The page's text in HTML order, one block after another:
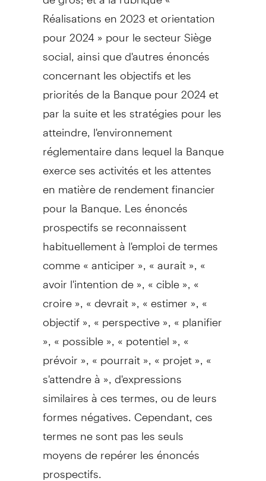
Réalisations en2023 etorientation
pour 2024 » pour le secteur Siège
social, ainsi que d'autres énoncés
concernant les objectifs et les
priorités de la Banque pour2024 et
par la suite et les stratégies pour les
atteindre, l'environnement
réglementaire dans lequel la Banque
exerce ses activités et les attentes
en matière de rendement financier
pour la Banque. Les énoncés
prospectifs se reconnaissent
habituellement à l'emploi de termes
comme « anticiper », « aurait », «
avoir l'intention de », « cible », «
croire », « devrait », « estimer », «
objectif », « perspective », « planifier
», « possible », « potentiel », «
prévoir », « pourrait », « projet », «
s'attendre à », d'expressions
similaires à ces termes, ou de leurs
formes négatives. Cependant, ces
termes ne sont pas les seuls
moyens de repérer les énoncés
prospectifs.